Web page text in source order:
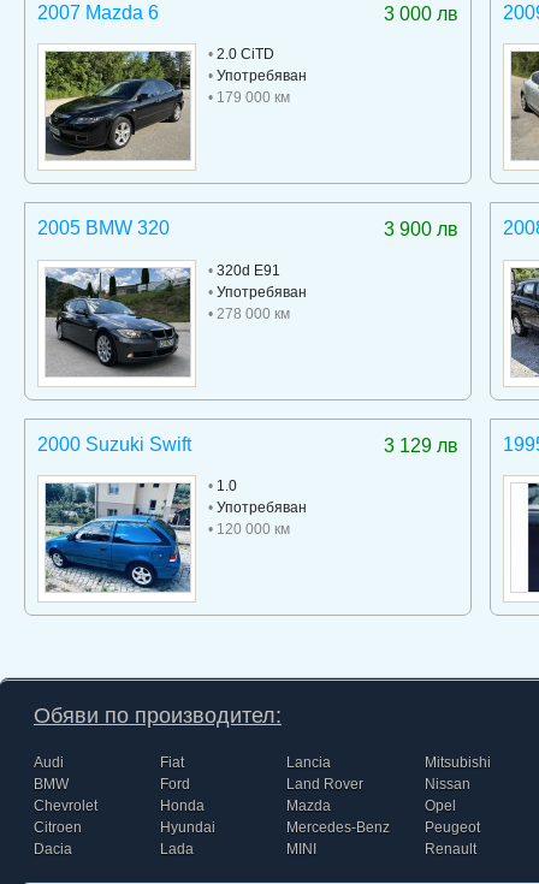
3 000 лв
2007 Mazda 6
• 2.0 CiTD
• Употребяван
• 179 000 км
3 900 лв
2005 BMW 320
• 320d E91
• Употребяван
• 278 000 км
3 129 лв
2000 Suzuki Swift
• 1.0
• Употребяван
• 120 000 км
Обяви по производител:
Audi
BMW
Chevrolet
Citroen
Dacia
Fiat
Ford
Honda
Hyundai
Lada
Lancia
Land Rover
Mazda
Mercedes-Benz
MINI
Mitsubishi
Nissan
Opel
Peugeot
Renault